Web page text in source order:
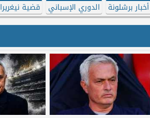
أخبار برشلونة الدوري الإسباني قضية نيغريرا